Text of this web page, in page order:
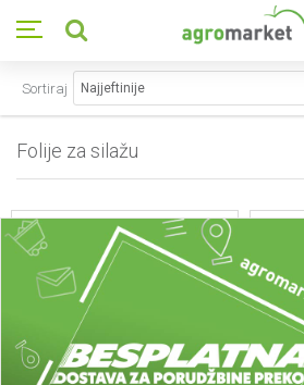
Folije za silažu
Sortiraj